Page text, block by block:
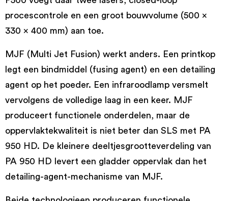
procescontrole en een groot bouwvolume (500 x
330 x 400 mm) aan toe.
MJF (Multi Jet Fusion) werkt anders. Een printkop
legt een bindmiddel (fusing agent) en een detailing
agent op het poeder. Een infraroodlamp versmelt
vervolgens de volledige laag in een keer. MJF
produceert functionele onderdelen, maar de
oppervlaktekwaliteit is niet beter dan SLS met PA
950 HD. De kleinere deeltjesgrootteverdeling van
PA 950 HD levert een gladder oppervlak dan het
detailing-agent-mechanisme van MJF.